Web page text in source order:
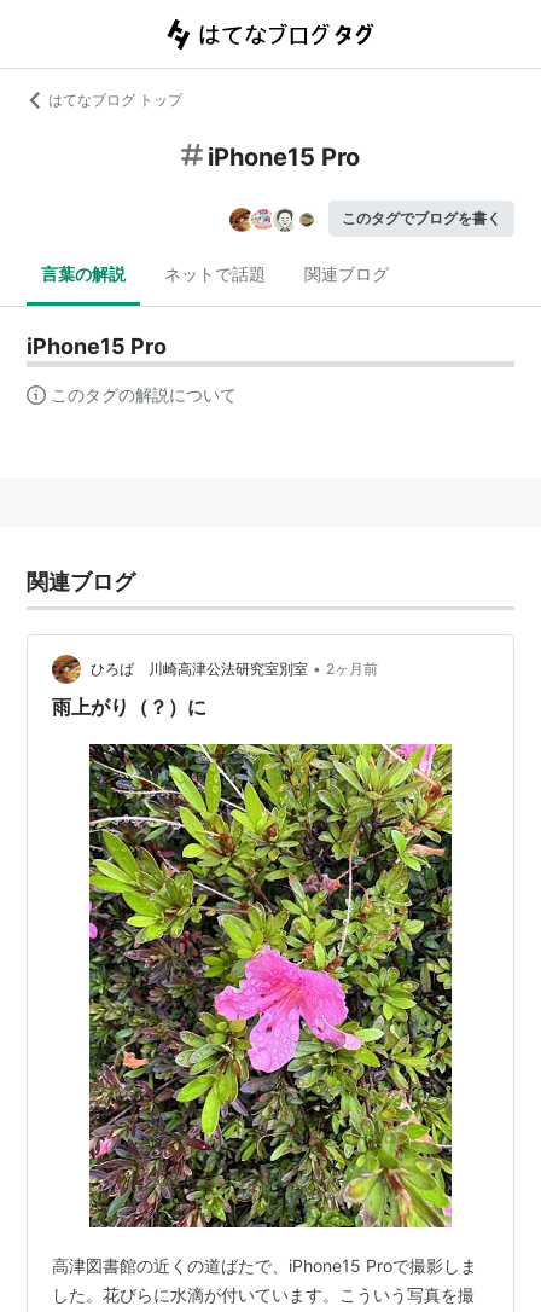
はてなブログ トップ
iPhone15 Pro
このタグでブログを書く
言葉の解説 ネットで話題 関連ブログ
iPhone15 Pro
このタグの解説について
関連ブログ
ひろば 川崎高津公法研究室別室 • 2ヶ月前
雨上がり（？）に
高津図書館の近くの道ばたで、iPhone15 Proで撮影しま
した。花びらに水滴が付いています。こういう写真を撮